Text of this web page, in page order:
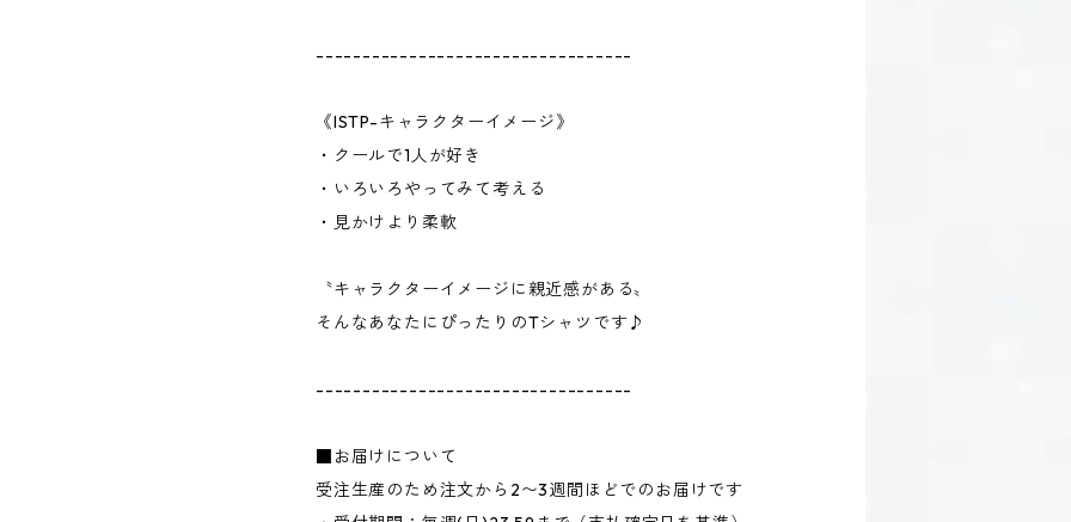
----------------------------------
《ISTP-キャラクターイメージ》
・クールで1人が好き
・いろいろやってみて考える
・見かけより柔軟
〝キャラクターイメージに親近感がある〟
そんなあなたにぴったりのTシャツです♪
----------------------------------
■お届けについて
受注生産のため注文から2〜3週間ほどでのお届けです